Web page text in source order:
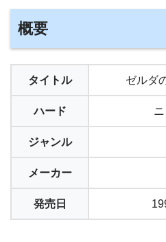
概要
タイトル ゼルダ
ハード
ジャンル
メーカー
発売日